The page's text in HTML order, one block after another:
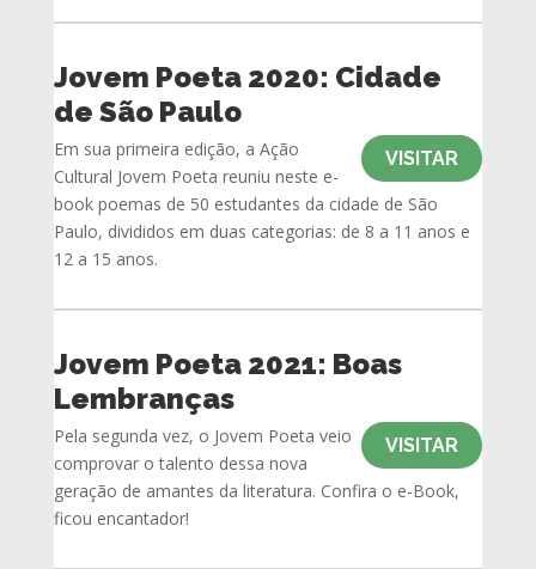
Jovem Poeta 2020: Cidade
de São Paulo
VISITAR
Em sua primeira edição, a Ação
Cultural Jovem Poeta reuniu neste e-
book poemas de 50 estudantes da cidade de São
Paulo, divididos em duas categorias: de 8 a 11 anos e
12 a 15 anos.
Jovem Poeta 2021: Boas
Lembranças
VISITAR
Pela segunda vez, o Jovem Poeta veio
comprovar o talento dessa nova
geração de amantes da literatura. Confira o e-Book,
ficou encantador!